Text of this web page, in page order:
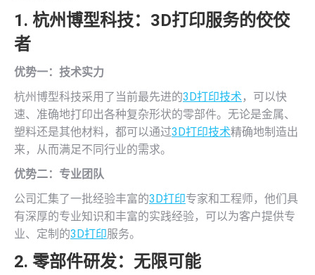
1. 杭州博型科技： 3D打印服务的佼佼
者
优势一：技术实力
杭州博型科技采用了当前最先进的3D打印技术，可以快
速、准确地打印出各种复杂形状的零部件。无论是金属、
塑料还是其他材料，都可以通过3D打印技术精确地制造出
来，从而满足不同行业的需求。
优势二：专业团队
公司汇集了一批经验丰富的3D打印专家和工程师，他们具
有深厚的专业知识和丰富的实践经验，可以为客户提供专
业、定制的3D打印服务。
2. 零部件研发：无限可能